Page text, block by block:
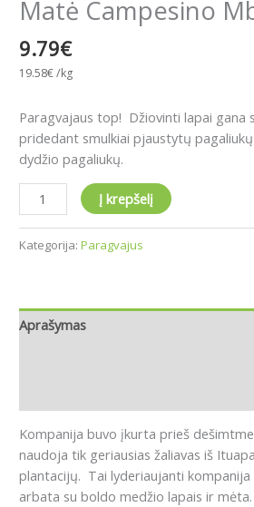
Matė Campesino
9.79€
19.58€/kg
Paragvajaus top! Džiovinti lapai gana
pridedant smulkiai pjaustytų
dydžio pagaliukų.
Į krepšelį
Kategorija: Paragvajus
Aprašymas
Kompanija buvo įkurta prieš
naudoja tik geriausias žaliavas iš
plantacijų. Tai lyderiaujanti kompanija
arbata su boldo medžio lapais ir